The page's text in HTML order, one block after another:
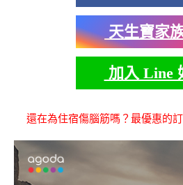
天生寶家
加入 Line
還在為住宿傷腦筋嗎？最優惠的